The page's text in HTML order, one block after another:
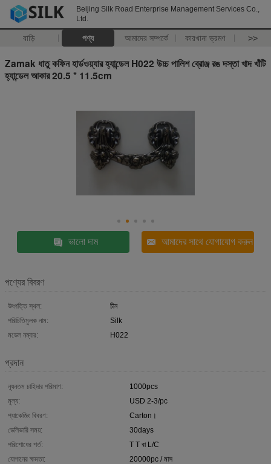
Beijing Silk Road Enterprise Management Services Co.,
Ltd.
বাড়ি পণ্য আমাদের সম্পর্কে কারখানা ভ্রমণ >>
Zamak ধাতু কফিন হার্ডওয়্যার হ্যান্ডেল H022 উচ্চ পালিশ ব্রোঞ্জ রঙ দস্তা খাদ খাঁটি
হ্যান্ডেল আকার 20.5 * 11.5cm
ভালো দাম আমাদের সাথে যোগাযোগ করুন
পণ্যের বিবরণ
উৎপত্তি স্থল:
চীন
পরিচিতিমুলক নাম:
Silk
মডেল নম্বার:
H022
প্রদান
ন্যূনতম চাহিদার পরিমাণ:
1000pcs
মূল্য:
USD 2-3/pc
প্যাকেজিং বিবরণ:
Carton।
ডেলিভারি সময়:
30days
পরিশোধের শর্ত:
T T বা L/C
যোগানের ক্ষমতা:
20000pc / মাস